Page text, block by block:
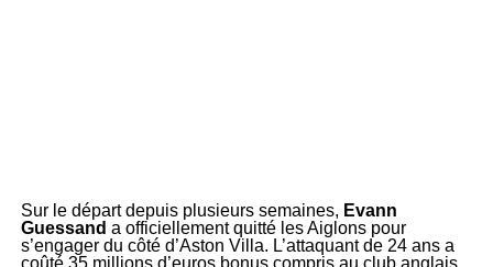
Sur le départ depuis plusieurs semaines, Evann
Guessand a officiellement quitté les Aiglons pour
s’engager du côté d’Aston Villa. L’attaquant de 24 ans a
coûté 35 millions d’euros bonus compris au club anglais